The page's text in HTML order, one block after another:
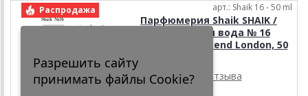
Распродажа арт.: Shaik 16 - 50 ml
Парфюмерия Shaik SHAIK /
Парфюмерная вода № 16
Burberry Weekend London, 50
4 отзыва
Разрешить сайту
принимать файлы Cookie?